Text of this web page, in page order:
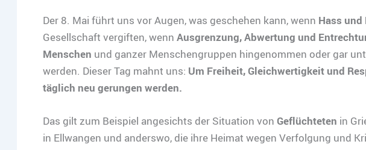
Der 8. Mai führt uns vor Augen, was geschehen kann, wenn Hass und
Gesellschaft vergiften, wenn Ausgrenzung, Abwertung und
Menschen und ganzer Menschengruppen hingenommen oder gar
werden. Dieser Tag mahnt uns: Um Freiheit, Gleichwertigkeit und
täglich neu gerungen werden.
Das gilt zum Beispiel angesichts der Situation von Geflüchteten in
in Ellwangen und anderswo, die ihre Heimat wegen Verfolgung und